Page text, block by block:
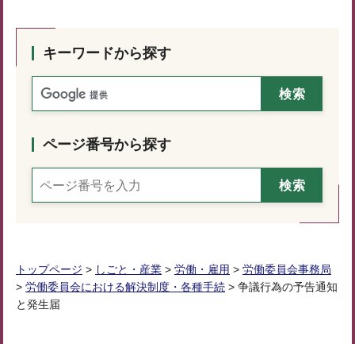
キーワードから探す
ページ番号から探す
トップページ > しごと・産業 > 労働・雇用 > 労働委員会事務局
> 労働委員会における解決制度・各種手続 > 争議行為の予告通知
と発生届